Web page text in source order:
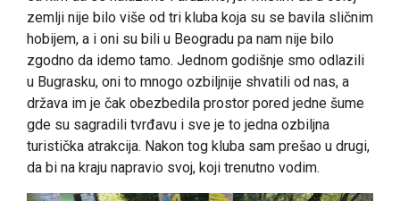
zemlji nije bilo više od tri kluba koja su se bavila sličnim
hobijem, a i oni su bili u Beogradu pa nam nije bilo
zgodno da idemo tamo. Jednom godišnje smo odlazili
u Bugrasku, oni to mnogo ozbiljnije shvatili od nas, a
država im je čak obezbedila prostor pored jedne šume
gde su sagradili tvrđavu i sve je to jedna ozbiljna
turistička atrakcija. Nakon tog kluba sam prešao u drugi,
da bi na kraju napravio svoj, koji trenutno vodim.